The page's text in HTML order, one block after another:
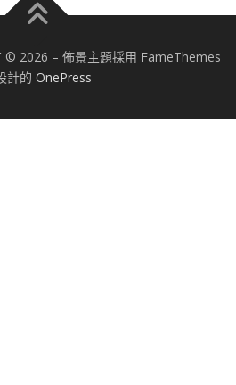
© 2026 – 佈景主題採用 FameThemes
計的 OnePress